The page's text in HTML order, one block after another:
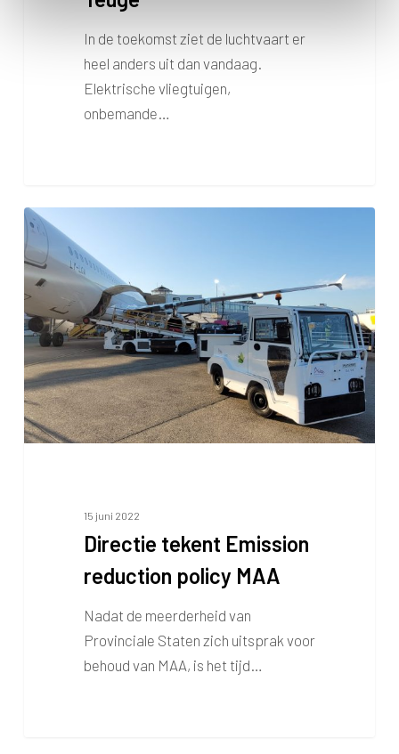
In de toekomst ziet de luchtvaart er
heel anders uit dan vandaag.
Elektrische vliegtuigen,
onbemande…
Directie
tekent
Emission
reduction
policy
MAA
15 juni 2022
Directie tekent Emission
reduction policy MAA
Nadat de meerderheid van
Provinciale Staten zich uitsprak voor
behoud van MAA, is het tijd…